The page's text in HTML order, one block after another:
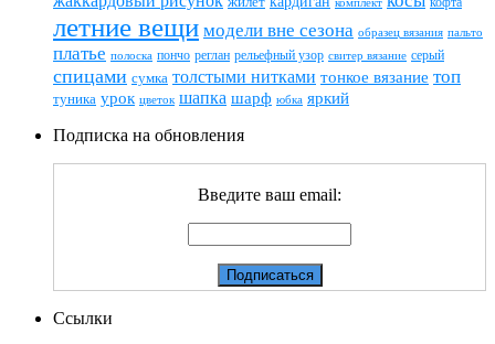
летние вещи модели вне сезона образец вязания пальто
платье полоска пончо реглан рельефный узор свитер вязание серый
спицами сумка толстыми нитками тонкое вязание топ
туника урок цветок шапка шарф юбка яркий
Подписка на обновления
Введите ваш email:
Ссылки